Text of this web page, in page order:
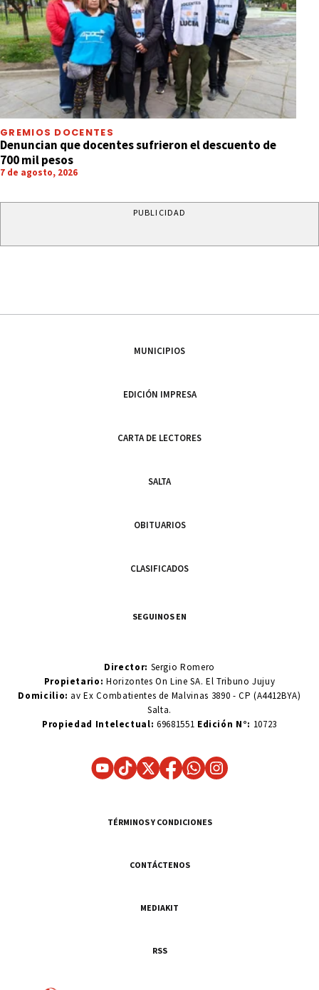
GREMIOS DOCENTES
Denuncian que docentes sufrieron el descuento de
700 mil pesos
7 de agosto, 2026
PUBLICIDAD
MUNICIPIOS
EDICIÓN IMPRESA
CARTA DE LECTORES
SALTA
OBITUARIOS
CLASIFICADOS
SEGUINOS EN
Director: Sergio Romero
Propietario:Horizontes On Line SA. El Tribuno Jujuy
Domicilio: av Ex Combatientes de Malvinas 3890 - CP (A4412BYA)
Salta.
Propiedad Intelectual: 69681551 Edición N°: 10723
TÉRMINOS Y CONDICIONES
CONTÁCTENOS
MEDIAKIT
RSS